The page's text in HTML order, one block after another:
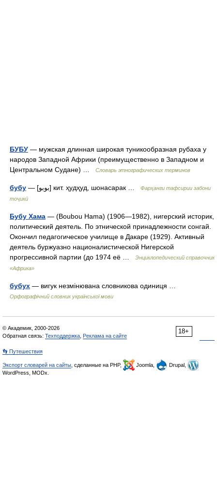
БУБУ — мужская длинная широкая туникообразная рубаха у
народов Западной Африки (преимущественно в Западном и
Центральном Судане) …
Словарь этнографических терминов
бубу — [بوبو] кит. ҳудҳуд, шонасарак …
Фарҳанги тафсирии забони
тоҷикӣ
Бубу Хама — (Boubou Hama) (1906—1982), нигерский историк,
политический деятель. По этнической принадлежности сонгай.
Окончил педагогическое училище в Дакаре (1929). Активный
деятель буржуазно националистической Нигерской
прогрессивной партии (до 1974 её …
Энциклопедический справочник
«Африка»
бубух — вигук незмінювана словникова одиниця …
Орфографічний словник української мови
18+
© Академик, 2000-2026
Обратная связь: Техподдержка Реклама на сайте
👣 Путешествия
Экспорт словарей на сайты , сделанные на PHP, Joomla,
Drupal,
WordPress, MODx.